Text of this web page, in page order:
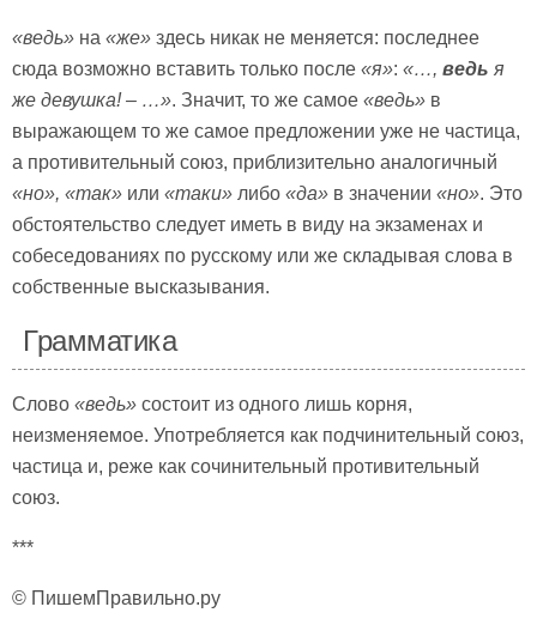
«ведь» на «же» здесь никак не меняется: последнее
сюда возможно вставить только после «я»: «…, ведь я
же девушка! – …». Значит, то же самое «ведь» в
выражающем то же самое предложении уже не частица,
а противительный союз, приблизительно аналогичный
«но», «так» или «таки» либо «да» в значении «но». Это
обстоятельство следует иметь в виду на экзаменах и
собеседованиях по русскому или же складывая слова в
собственные высказывания.
Грамматика
Слово «ведь» состоит из одного лишь корня,
неизменяемое. Употребляется как подчинительный союз,
частица и, реже как сочинительный противительный
союз.
***
© ПишемПравильно.ру